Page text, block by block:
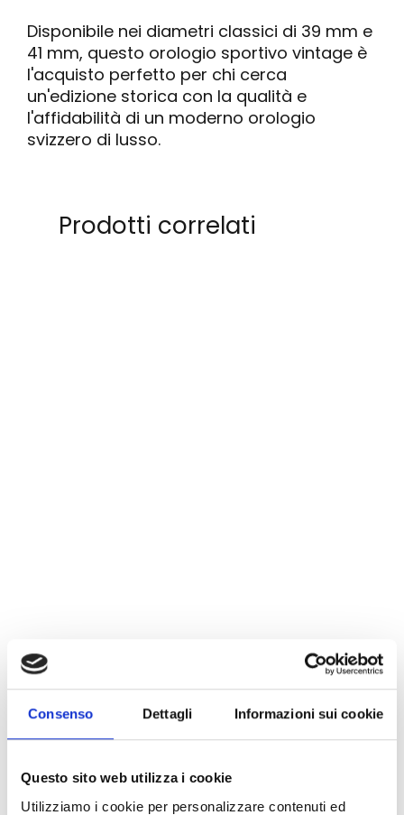
Consenso Dettagli Informazioni sui cookie
Questo sito web utilizza i cookie
Utilizziamo i cookie per personalizzare contenuti ed
Disponibile nei diametri classici di 39 mm e
41 mm, questo orologio sportivo vintage è
l'acquisto perfetto per chi cerca
un'edizione storica con la qualità e
l'affidabilità di un moderno orologio
svizzero di lusso.
Prodotti correlati